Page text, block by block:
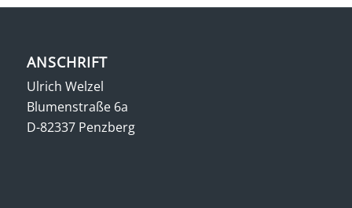
ANSCHRIFT
Ulrich Welzel
Blumenstraße 6a
D-82337 Penzberg